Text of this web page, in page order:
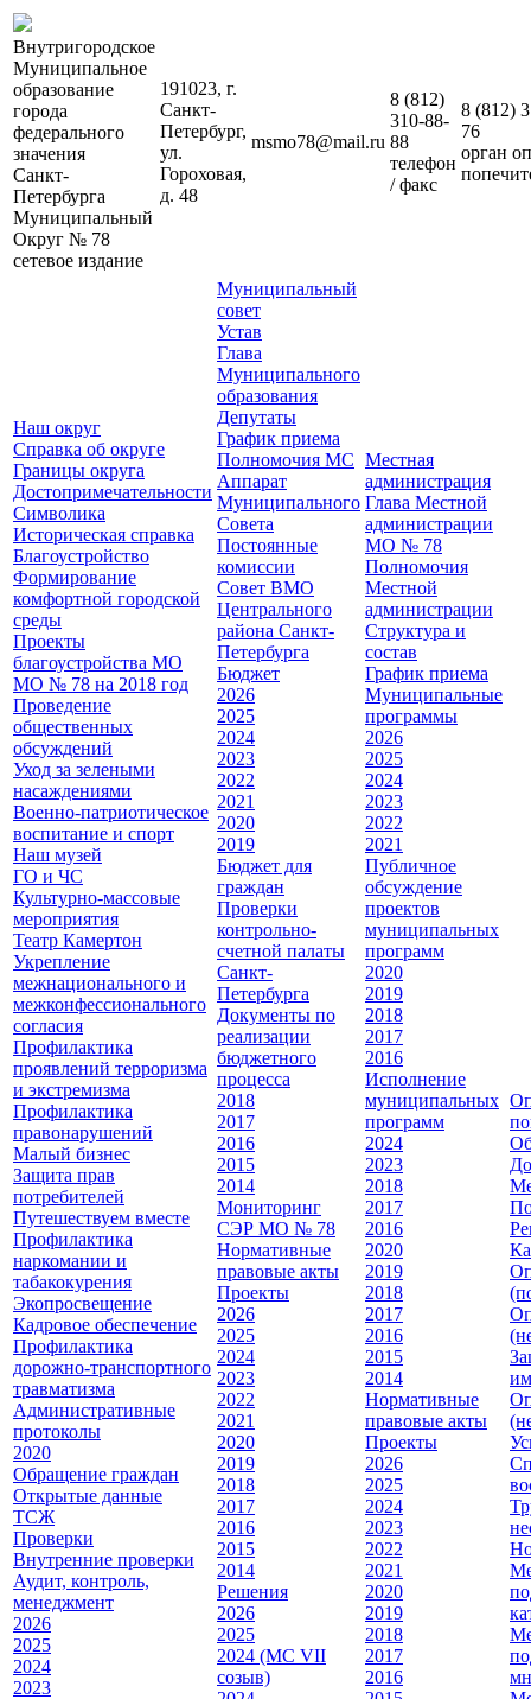
Внутригородское
Муниципальное
образование
города
федерального
значения
Санкт-
Петербурга
Муниципальный
Округ № 78
сетевое издание
191023, г.
Санкт-
Петербург,
ул.
Гороховая,
д. 48
msmo78@mail.ru
8 (812)
310-88-
88
телефон
/ факс
8 (812)
76
орган
Наш округ
Справка об округе
Границы округа
Достопримечательности
Символика
Историческая справка
Благоустройство
Формирование
комфортной городской
среды
Проекты
благоустройства МО
МО № 78 на 2018 год
Проведение
общественных
обсуждений
Уход за зелеными
насаждениями
Военно-патриотическое
воспитание и спорт
Наш музей
ГО и ЧС
Культурно-массовые
мероприятия
Театр Камертон
Укрепление
межнационального и
межконфессионального
согласия
Профилактика
проявлений терроризма
и экстремизма
Профилактика
правонарушений
Малый бизнес
Защита прав
потребителей
Путешествуем вместе
Профилактика
наркомании и
табакокурения
Экопросвещение
Кадровое обеспечение
Профилактика
дорожно-транспортного
травматизма
Административные
протоколы
2020
Обращение граждан
Открытые данные
ТСЖ
Проверки
Внутренние проверки
Аудит, контроль,
менеджмент
2026
2025
2024
2023
Муниципальный
совет
Устав
Глава
Муниципального
образования
Депутаты
График приема
Полномочия МС
Аппарат
Муниципального
Совета
Постоянные
комиссии
Совет ВМО
Центрального
района Санкт-
Петербурга
Бюджет
2026
2025
2024
2023
2022
2021
2020
2019
Бюджет для
граждан
Проверки
контрольно-
счетной палаты
Санкт-
Петербурга
Документы по
реализации
бюджетного
процесса
2018
2017
2016
2015
2014
Мониторинг
СЭР МО № 78
Нормативные
правовые акты
Проекты
2026
2025
2024
2023
2022
2021
2020
2019
2018
2017
2016
2015
2014
Решения
2026
2025
2024 (МС VII
созыв)
Местная
администрация
Глава Местной
администрации
МО № 78
Полномочия
Местной
администрации
Cтруктура и
состав
График приема
Муниципальные
программы
2026
2025
2024
2023
2022
2021
Публичное
обсуждение
проектов
муниципальных
программ
2020
2019
2018
2017
2016
Исполнение
муниципальных
программ
2024
2023
2018
2017
2016
2020
2019
2018
2017
2016
2015
2014
Нормативные
правовые акты
Проекты
2026
2025
2024
2023
2022
2021
2020
2019
2018
2017
2016